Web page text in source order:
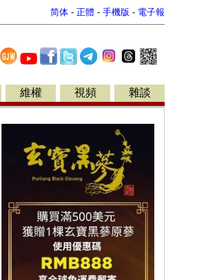
简体 - 正體 - 手機版 - 電子報
維權 視頻 雜談